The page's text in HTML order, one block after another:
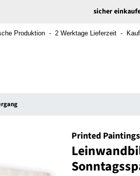
sicher
Produktion - 2 Werktage Lieferzeit -
Printed Paintings